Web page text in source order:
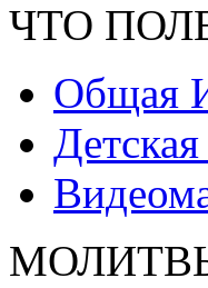
ЧТО
Общая